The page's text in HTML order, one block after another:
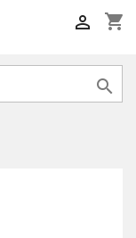
shopping_cart

